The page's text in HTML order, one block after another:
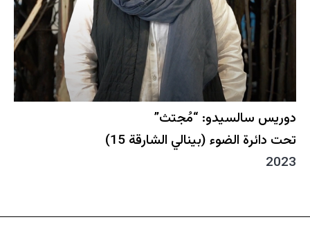
دوريس سالسيدو: “مُجتث”
تحت دائرة الضوء (بينالي الشارقة 15)
2023